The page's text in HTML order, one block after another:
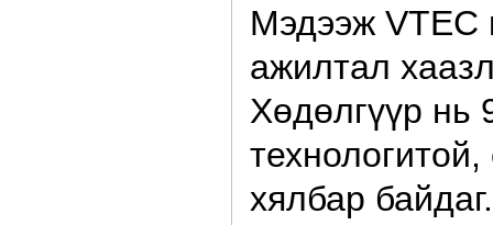
Мэдээж VTEC
ажилтал
Хөдөлгүүр нь
хялбар